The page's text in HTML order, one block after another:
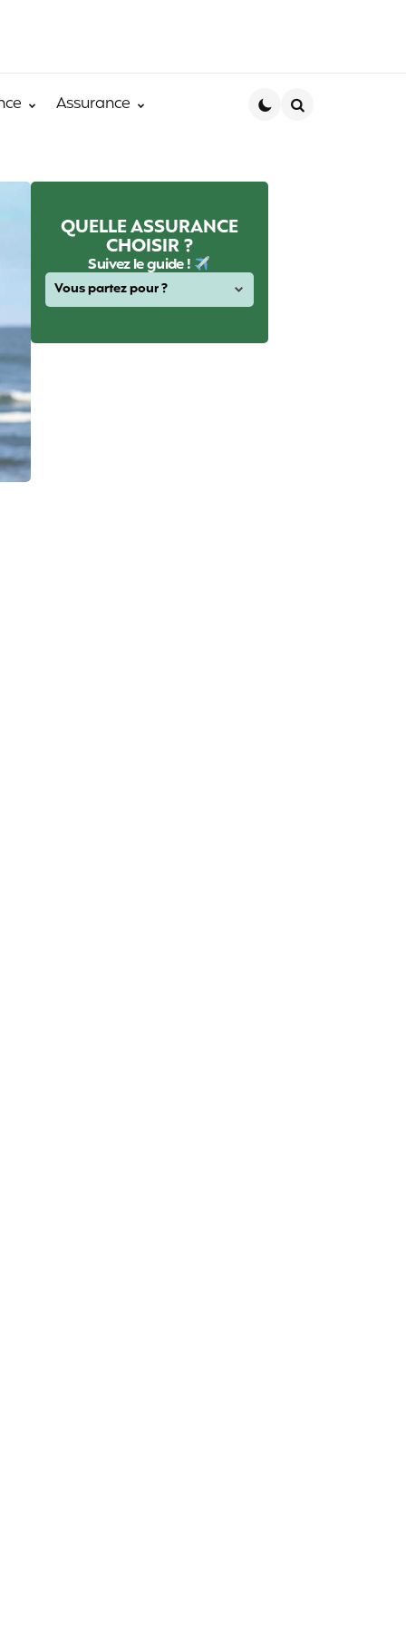
Assurance
QUELLE ASSURANCE
CHOISIR ?
Suivez le guide !